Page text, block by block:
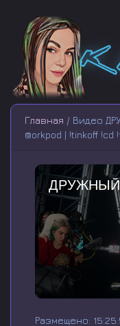
Главная / Видео
@orkpod | !tinkoff !cd
Размещено: